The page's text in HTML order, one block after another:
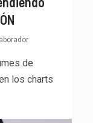
de
los charts